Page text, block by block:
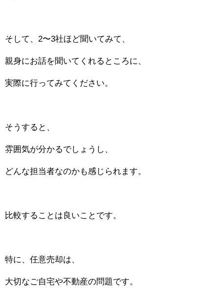
そして、2〜3社ほど聞いてみて、
親身にお話を聞いてくれるところに、
実際に行ってみてください。
そうすると、
雰囲気が分かるでしょうし、
どんな担当者なのかも感じられます。
比較することは良いことです。
特に、任意売却は、
大切なご自宅や不動産の問題です。